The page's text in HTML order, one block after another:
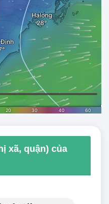
xã, quận) của